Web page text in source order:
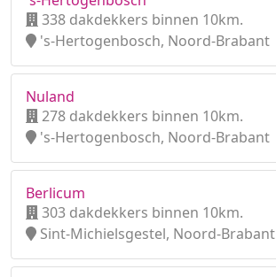
338 dakdekkers binnen 10km.
's-Hertogenbosch, Noord-Brabant
Nuland
278 dakdekkers binnen 10km.
's-Hertogenbosch, Noord-Brabant
Berlicum
303 dakdekkers binnen 10km.
Sint-Michielsgestel, Noord-Brabant